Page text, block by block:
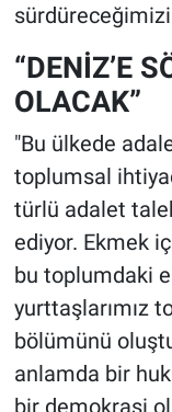
“DENİZ’E
OLACAK”
"Bu ülkede
toplumsal
türlü adalet
ediyor. Ekmek
bu toplumdaki
yurttaşlarımız
bölümünü
anlamda bir
bir demokrasi